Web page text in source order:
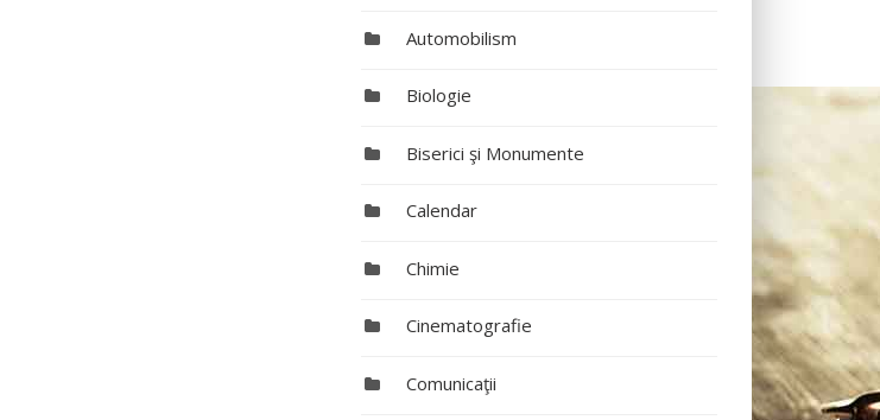
Automobilism
Biologie
Biserici şi Monumente
Calendar
Chimie
Cinematografie
Comunicaţii